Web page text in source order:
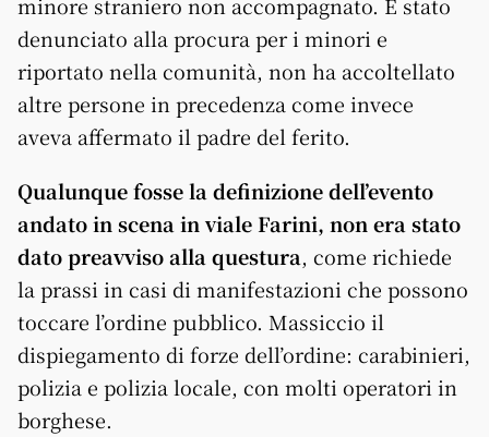
denunciato alla procura per i minori e
riportato nella comunità, non ha accoltellato
altre persone in precedenza come invece
aveva affermato il padre del ferito.
Qualunque fosse la definizione dell’evento
andato in scena in viale Farini, non era stato
dato preavviso alla questura, come richiede
la prassi in casi di manifestazioni che possono
toccare l’ordine pubblico. Massiccio il
dispiegamento di forze dell’ordine: carabinieri,
polizia e polizia locale, con molti operatori in
borghese.